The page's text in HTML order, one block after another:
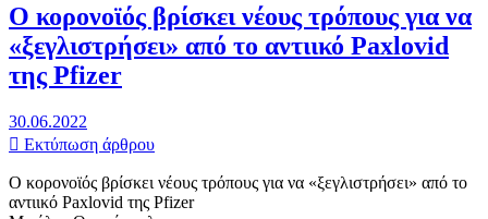
Ο κορονοϊός βρίσκει νέους τρόπους για να
«ξεγλιστρήσει» από το αντιικό Paxlovid
της Pfizer
30.06.2022
Εκτύπωση άρθρου
Ο κορονοϊός βρίσκει νέους τρόπους για να «ξεγλιστρήσει» από το
αντιικό Paxlovid της Pfizer